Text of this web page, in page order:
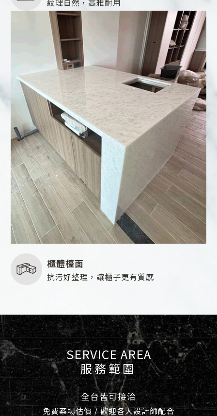
櫃體檯面
抗污好整理，讓櫃子更有質感
SERVICE AREA
服務範圍
全台皆可接洽
免費案場估價 / 歡迎各大設計師配合